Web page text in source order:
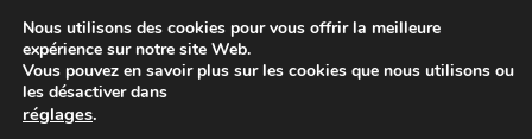
Colissimo livraison à partir de 7 EUR
Du lundi au vendredi de 9 h à 16 h
Nous utilisons des cookies pour vous offrir la meilleure
expérience sur notre site Web.
Vous pouvez en savoir plus sur les cookies que nous utilisons ou
les désactiver dans
réglages.